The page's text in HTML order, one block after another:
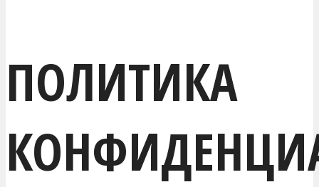
ПОЛИТИКА